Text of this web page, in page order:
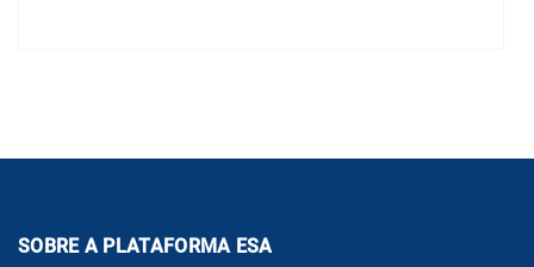
SOBRE A PLATAFORMA ESA